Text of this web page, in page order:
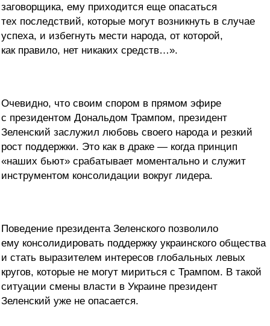
заговорщика, ему приходится еще опасаться
тех последствий, которые могут возникнуть в случае
успеха, и избегнуть мести народа, от которой,
как правило, нет никаких средств…».
Очевидно, что своим спором в прямом эфире
с президентом Дональдом Трампом, президент
Зеленский заслужил любовь своего народа и резкий
рост поддержки. Это как в драке — когда принцип
«наших бьют» срабатывает моментально и служит
инструментом консолидации вокруг лидера.
Поведение президента Зеленского позволило
ему консолидировать поддержку украинского общества
и стать выразителем интересов глобальных левых
кругов, которые не могут мириться с Трампом. В такой
ситуации смены власти в Украине президент
Зеленский уже не опасается.